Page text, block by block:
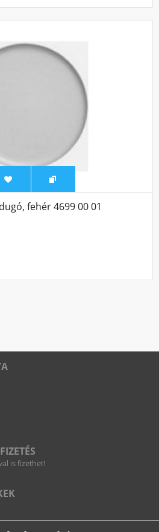
fehér 4699 00 01
is fizethet!